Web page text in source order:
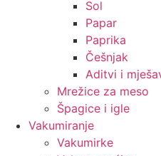
Sol
Papar
Paprika
Češnjak
Aditvi i
Mrežice za meso
Špagice i igle
Vakumiranje
Vakumirke